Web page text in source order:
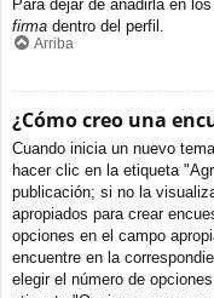
Para dejar de añadirla en
firma dentro del perfil.
Arriba
¿Cómo creo una
Cuando inicia un nuevo
hacer clic en la etiqueta
publicación; si no la
apropiados para crear
opciones en el campo
encuentre en la
elegir el número de